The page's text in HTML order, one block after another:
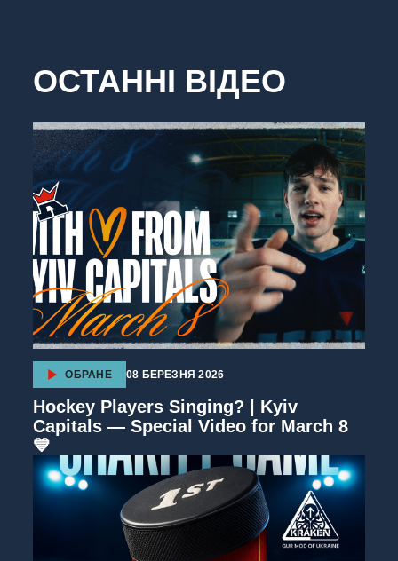
ОСТАННІ ВІДЕО
ОБРАНЕ 08 БЕРЕЗНЯ 2026
Hockey Players Singing? | Kyiv
Capitals — Special Video for March 8
💙